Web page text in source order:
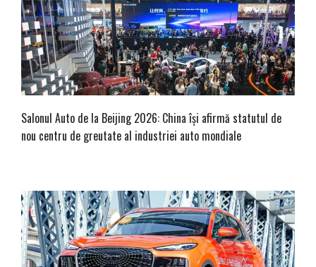
Salonul Auto de la Beijing 2026: China își afirmă statutul de
nou centru de greutate al industriei auto mondiale